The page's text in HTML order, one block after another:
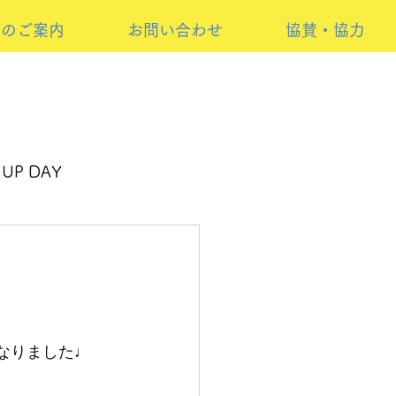
ご案内 お問い合わせ 協賛・協力
DAY
りました♩